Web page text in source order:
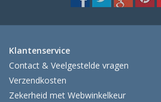
Klantenservice
Contact & Veelgestelde vragen
Verzendkosten
Zekerheid met Webwinkelkeur